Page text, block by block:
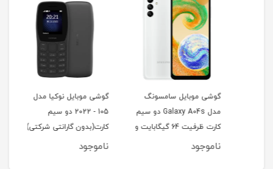
گوشی موبایل سامسونگ
مدل Galaxy A04s دو سیم
کارت ظرفیت 64 گیگابایت و
ناموجود
گوشی موبایل نوکیا مدل
105 - 2022 دو سیم
کارت(بدون گارانتی شرکتی)
ناموجود